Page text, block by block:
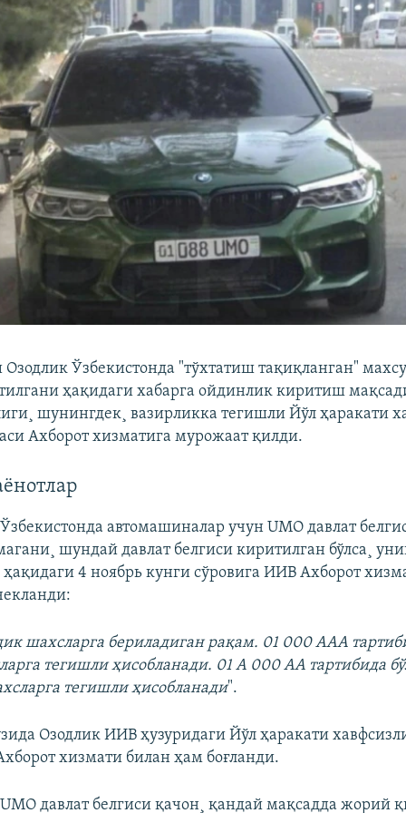
Ўзбекистонда "тўхтатиш тақиқланган"
ҳақидаги хабарга ойдинлик киритиш
шунингдек¸ вазирликка тегишли Йўл ҳаракати
Ахборот хизматига мурожаат қилди.
автомашиналар учун UMO давлат
шундай давлат белгиси киритилган бўлса¸
ҳақидаги 4 ноябрь кунги сўровига ИИВ Ахборот
шахсларга бериладиган рақам. 01 000 ААА
тегишли ҳисобланади. 01 А 000 АА тартибида
тегишли ҳисобланади".
Озодлик ИИВ ҳузуридаги Йўл ҳаракати
хизмати билан ҳам боғланди.
давлат белгиси қачон¸ қандай мақсадда жорий